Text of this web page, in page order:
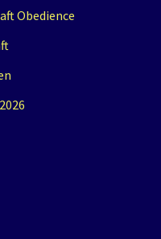
Obedience